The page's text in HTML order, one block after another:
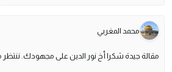
محمد المغربي
مقالة جيدة شكرا أخ نور الدين على مجهودك. ننتظر